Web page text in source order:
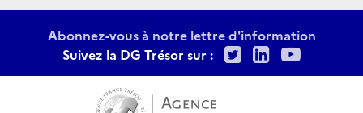
Abonnez-vous à notre lettre d'information
Suivez la DG Trésor sur :
TwitterLinkedIn